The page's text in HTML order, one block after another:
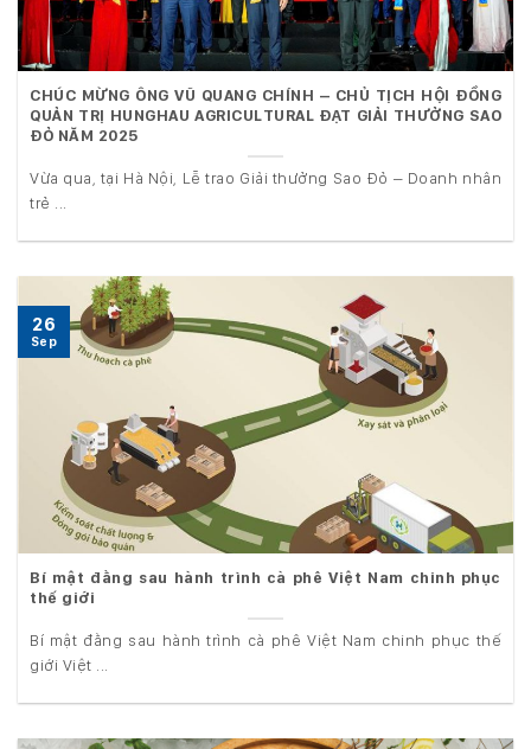
CHÚC MỪNG ÔNG VŨ QUANG CHÍNH – CHỦ TỊCH HỘI ĐỒNG
QUẢN TRỊ HUNGHAU AGRICULTURAL ĐẠT GIẢI THƯỞNG SAO
ĐỎ NĂM 2025
Vừa qua, tại Hà Nội, Lễ trao Giải thưởng Sao Đỏ – Doanh nhân
trẻ ...
Bí mật đằng sau hành trình cà phê Việt Nam chinh phục
thế giới
Bí mật đằng sau hành trình cà phê Việt Nam chinh phục thế
giới Việt ...
26
Sep